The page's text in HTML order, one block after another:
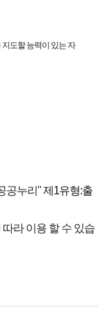
도할 능력이 있는 자
공누리"제1유형:출
따라 이용 할 수 있습